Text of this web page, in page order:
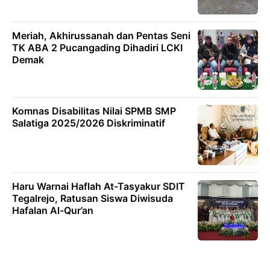
Meriah, Akhirussanah dan Pentas Seni
TK ABA 2 Pucangading Dihadiri LCKI
Demak
Komnas Disabilitas Nilai SPMB SMP
Salatiga 2025/2026 Diskriminatif
Haru Warnai Haflah At-Tasyakur SDIT
Tegalrejo, Ratusan Siswa Diwisuda
Hafalan Al-Qur’an